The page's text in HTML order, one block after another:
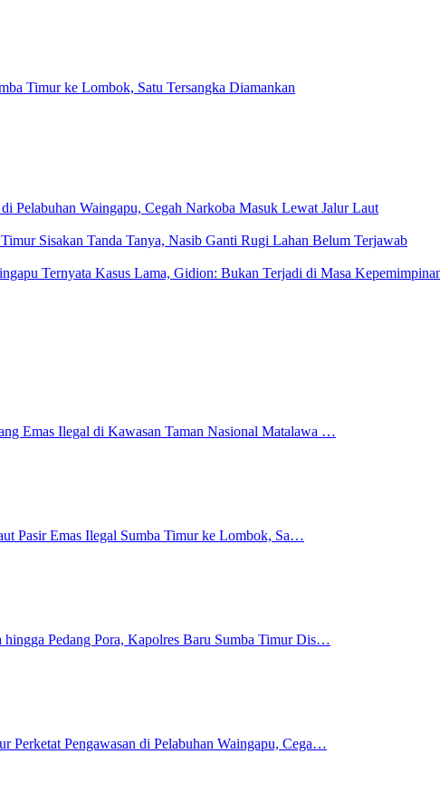
Timur ke Lombok, Satu Tersangka Diamankan
Pelabuhan Waingapu, Cegah Narkoba Masuk Lewat Jalur Laut
Sisakan Tanda Tanya, Nasib Ganti Rugi Lahan Belum Terjawab
Ternyata Kasus Lama, Gidion: Bukan Terjadi di Masa
Emas Ilegal di Kawasan Taman Nasional Matalawa …
Pasir Emas Ilegal Sumba Timur ke Lombok, Sa…
hingga Pedang Pora, Kapolres Baru Sumba Timur Dis…
Perketat Pengawasan di Pelabuhan Waingapu, Cega…